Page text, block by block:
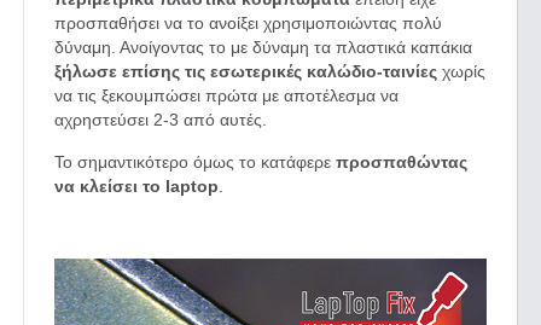
προσπαθήσει να το ανοίξει χρησιμοποιώντας πολύ
δύναμη. Ανοίγοντας το με δύναμη τα πλαστικά καπάκια
ξήλωσε επίσης τις εσωτερικές καλώδιο-ταινίες χωρίς
να τις ξεκουμπώσει πρώτα με αποτέλεσμα να
αχρηστεύσει 2-3 από αυτές.
Το σημαντικότερο όμως το κατάφερε προσπαθώντας
να κλείσει το laptop